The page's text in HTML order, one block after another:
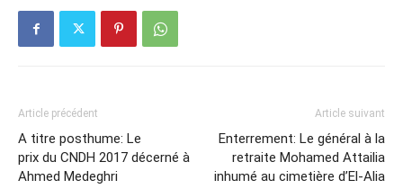
Article précédent
A titre posthume: Le
prix du CNDH 2017 décerné à
Ahmed Medeghri
Article suivant
Enterrement: Le général à la
retraite Mohamed Attailia
inhumé au cimetière d’El-Alia